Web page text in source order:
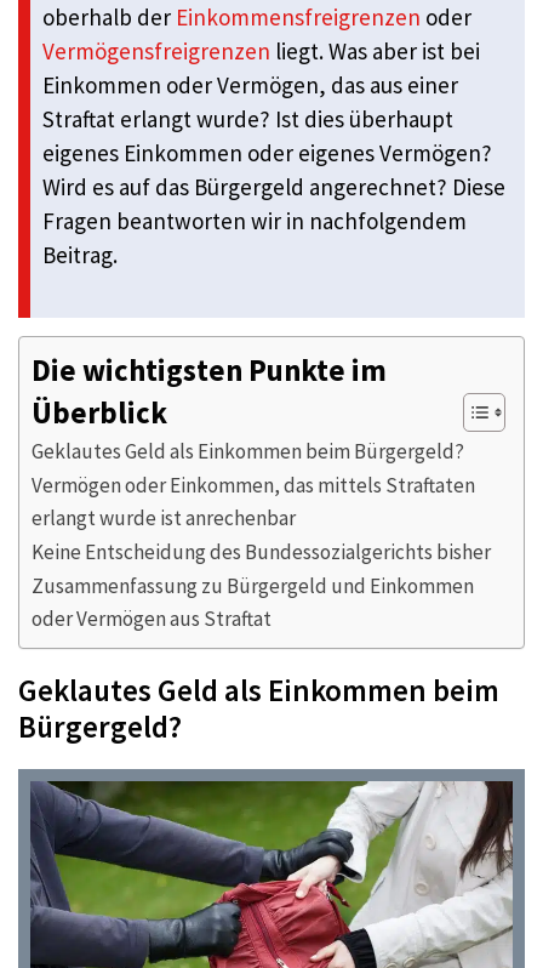
oberhalb der Einkommensfreigrenzen oder
Vermögensfreigrenzen liegt. Was aber ist bei
Einkommen oder Vermögen, das aus einer
Straftat erlangt wurde? Ist dies überhaupt
eigenes Einkommen oder eigenes Vermögen?
Wird es auf das Bürgergeld angerechnet? Diese
Fragen beantworten wir in nachfolgendem
Beitrag.
Die wichtigsten Punkte im
Überblick
Geklautes Geld als Einkommen beim Bürgergeld?
Vermögen oder Einkommen, das mittels Straftaten
erlangt wurde ist anrechenbar
Keine Entscheidung des Bundessozialgerichts bisher
Zusammenfassung zu Bürgergeld und Einkommen
oder Vermögen aus Straftat
Geklautes Geld als Einkommen beim
Bürgergeld?